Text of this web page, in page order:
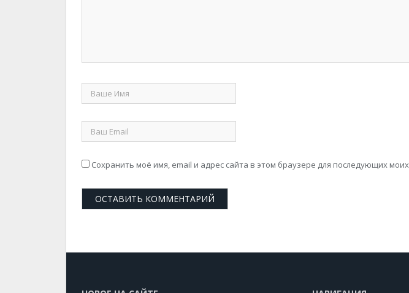
Сохранить моё имя, email и адрес сайта в этом браузере для последующих